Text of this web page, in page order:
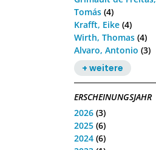
Tomás (4)
Krafft, Eike (4)
Wirth, Thomas (4)
Alvaro, Antonio (3)
+ weitere
ERSCHEINUNGSJAHR
2026 (3)
2025 (6)
2024 (6)